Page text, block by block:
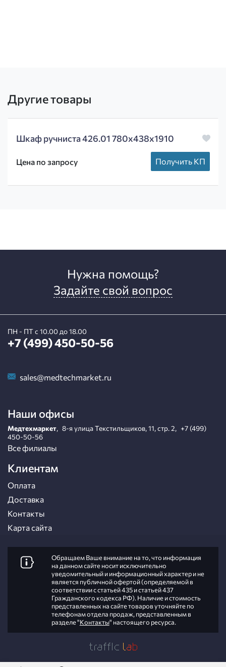
Другие товары
Шкаф ручниста 426.01 780х438х1910
Цена по запросу Получить КП
Нужна помощь?
Задайте свой вопрос
ПН - ПТ с 10.00 до 18.00
+7 (499) 450-50-56
sales@medtechmarket.ru
Наши офисы
Медтехмаркет, 8-я улица Текстильщиков, 11, стр. 2, +7 (499)
450-50-56
Все филиалы
Клиентам
Оплата
Доставка
Контакты
Карта сайта
Обращаем Ваше внимание на то, что информация
на данном сайте носит исключительно
уведомительный и информационный характер и не
является публичной офертой (определяемой в
соответствии с статьей 435 и статьей 437
Гражданского кодекса РФ). Наличие и стоимость
представленных на сайте товаров уточняйте по
телефонам отдела продаж, представленным в
разделе "Контакты" настоящего ресурса.